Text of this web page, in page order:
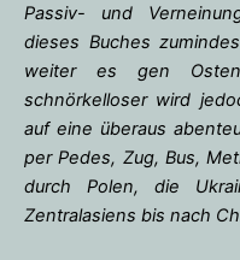
Passiv- und
dieses Buches
weiter es gen
schnörkelloser wird
auf eine überaus
per Pedes, Zug, Bus,
durch Polen, die
Zentralasiens bis nach